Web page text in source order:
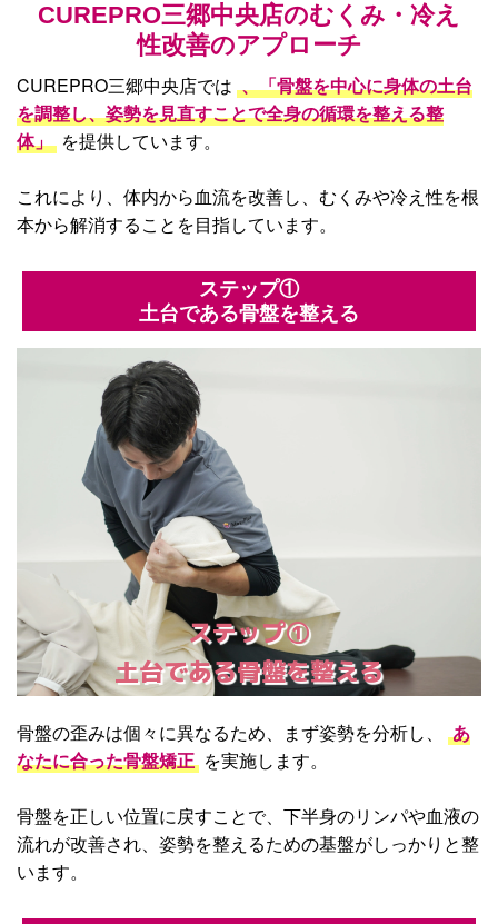
CUREPRO三郷中央店のむくみ・冷え
性改善のアプローチ
CUREPRO三郷中央店では 、「骨盤を中心に身体の土台
を調整し、姿勢を見直すことで全身の循環を整える整
体」 を提供しています。
これにより、体内から血流を改善し、むくみや冷え性を根
本から解消することを目指しています。
ステップ①
土台である骨盤を整える
ステップ①
土台である骨盤を整える
骨盤の歪みは個々に異なるため、まず姿勢を分析し、
あ
なたに合った骨盤矯正 を実施します。
骨盤を正しい位置に戻すことで、下半身のリンパや血液の
流れが改善され、姿勢を整えるための基盤がしっかりと整
います。